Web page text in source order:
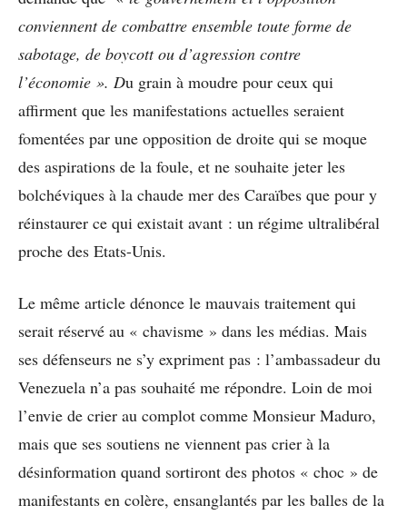
conviennent de combattre ensemble toute forme de
sabotage, de boycott ou d’agression contre
l’économie ». Du grain à moudre pour ceux qui
affirment que les manifestations actuelles seraient
fomentées par une opposition de droite qui se moque
des aspirations de la foule, et ne souhaite jeter les
bolchéviques à la chaude mer des Caraïbes que pour y
réinstaurer ce qui existait avant : un régime ultralibéral
proche des Etats-Unis.
Le même article dénonce le mauvais traitement qui
serait réservé au « chavisme » dans les médias. Mais
ses défenseurs ne s’y expriment pas : l’ambassadeur du
Venezuela n’a pas souhaité me répondre. Loin de moi
l’envie de crier au complot comme Monsieur Maduro,
mais que ses soutiens ne viennent pas crier à la
désinformation quand sortiront des photos « choc » de
manifestants en colère, ensanglantés par les balles de la